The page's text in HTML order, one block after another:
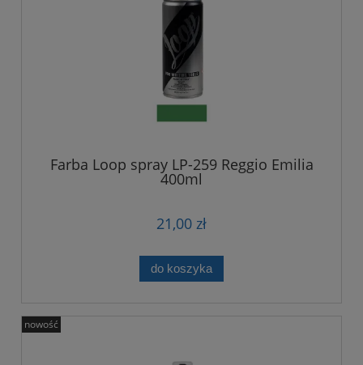
Farba Loop spray LP-259 Reggio Emilia
400ml
21,00 zł
do koszyka
nowość